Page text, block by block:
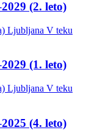
(2. leto)
Ljubljana V teku
(1. leto)
Ljubljana V teku
(4. leto)